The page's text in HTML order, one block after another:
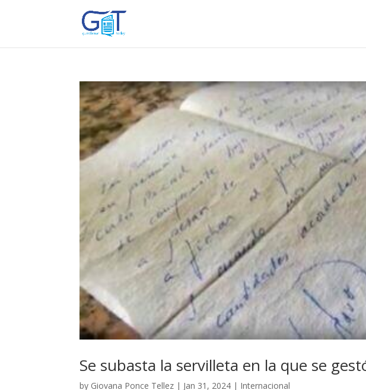
Se subasta la servilleta en la que se
by Giovana Ponce Tellez | Jan 31, 2024 | Internacional